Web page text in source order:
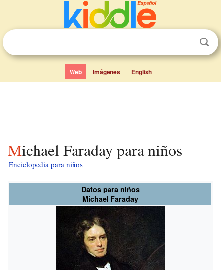
Web Imágenes English
Michael Faraday para niños
Enciclopedia para niños
Datos para niños
Michael Faraday